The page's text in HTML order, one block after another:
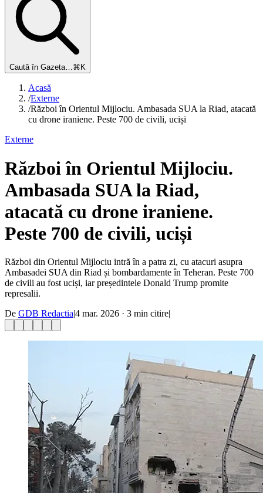
Caută în Gazeta…⌘K
Acasă
/Externe
/Război în Orientul Mijlociu. Ambasada SUA la Riad, atacată
cu drone iraniene. Peste 700 de civili, uciși
Externe
Război în Orientul Mijlociu.
Ambasada SUA la Riad,
atacată cu drone iraniene.
Peste 700 de civili, uciși
Război din Orientul Mijlociu intră în a patra zi, cu atacuri asupra
Ambasadei SUA din Riad și bombardamente în Teheran. Peste 700
de civili au fost uciși, iar președintele Donald Trump promite
represalii.
De GDB Redactia|4 mar. 2026 · 3 min citire|